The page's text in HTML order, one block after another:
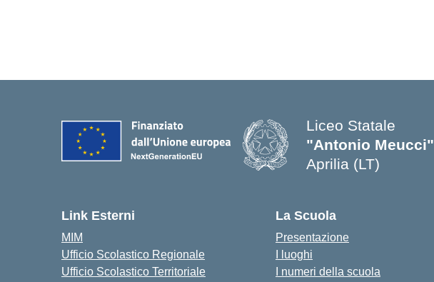
Liceo Statale
"Antonio Meucci"
Aprilia (LT)
Link Esterni
MIM
Ufficio Scolastico Regionale
Ufficio Scolastico Territoriale
La Scuola
Presentazione
I luoghi
I numeri della scuola